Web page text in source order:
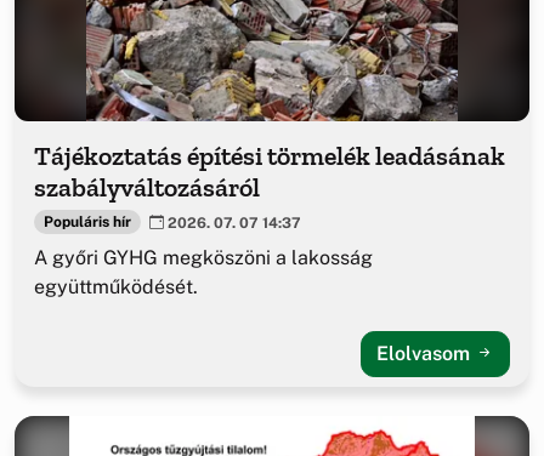
Tájékoztatás építési törmelék leadásának
szabályváltozásáról
Populáris hír 2026. 07. 07 14:37
A győri GYHG megköszöni a lakosság
együttműködését.
Elolvasom